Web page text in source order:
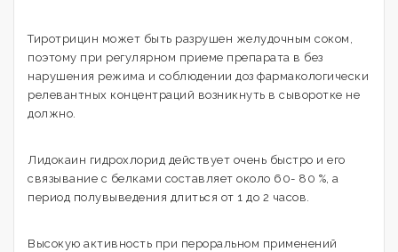
Тиротрицин может быть разрушен желудочным соком,
поэтому при регулярном приеме препарата в без
нарушения режима и соблюдении доз фармакологически
релевантных концентраций возникнуть в сыворотке не
должно.
Лидокаин гидрохлорид действует очень быстро и его
связывание с белками составляет около 60- 80 %, а
период полувыведения длиться от 1 до 2 часов.
Высокую активность при пероральном применений